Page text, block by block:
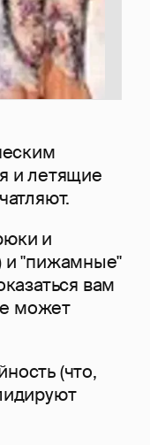
и летящие
и
и "пижамные"
вам
может
(что,